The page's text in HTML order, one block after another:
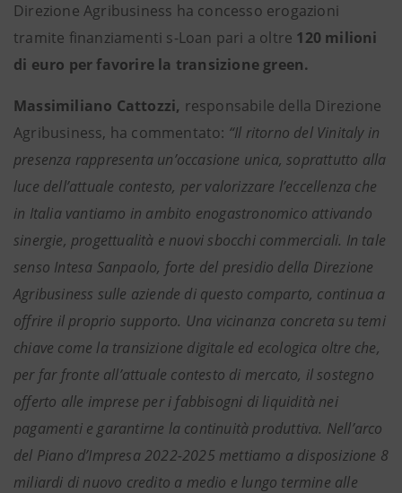
Direzione Agribusiness ha concesso erogazioni
tramite finanziamenti s-Loan pari a oltre 120 milioni
di euro per favorire la transizione green.
Massimiliano Cattozzi, responsabile della Direzione
Agribusiness, ha commentato: “Il ritorno del Vinitaly in
presenza rappresenta un’occasione unica, soprattutto alla
luce dell’attuale contesto, per valorizzare l’eccellenza che
in Italia vantiamo in ambito enogastronomico attivando
sinergie, progettualità e nuovi sbocchi commerciali. In tale
senso Intesa Sanpaolo, forte del presidio della Direzione
Agribusiness sulle aziende di questo comparto, continua a
offrire il proprio supporto. Una vicinanza concreta su temi
chiave come la transizione digitale ed ecologica oltre che,
per far fronte all’attuale contesto di mercato, il sostegno
offerto alle imprese per i fabbisogni di liquidità nei
pagamenti e garantirne la continuità produttiva. Nell’arco
del Piano d’Impresa 2022-2025 mettiamo a disposizione 8
miliardi di nuovo credito a medio e lungo termine alle